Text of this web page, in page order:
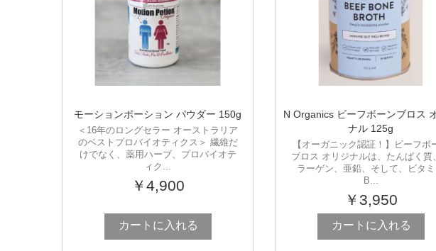
モーションポーション パウダー 150g
＜16年のロングセラー オーストラリア
のベストプロバイオティクス＞ 繊維だ
けでなく、薬用ハーブ、プロバイオテ
ィク...
￥4,900
カートに入れる
N Organics ビーフボーンブロス
ナル 125g
【オーガニック認証！】ビーフボ
ブロス オリジナルは、たんぱく質
ラーゲン、亜鉛、そして、ビタ
B...
￥3,950
カートに入れる